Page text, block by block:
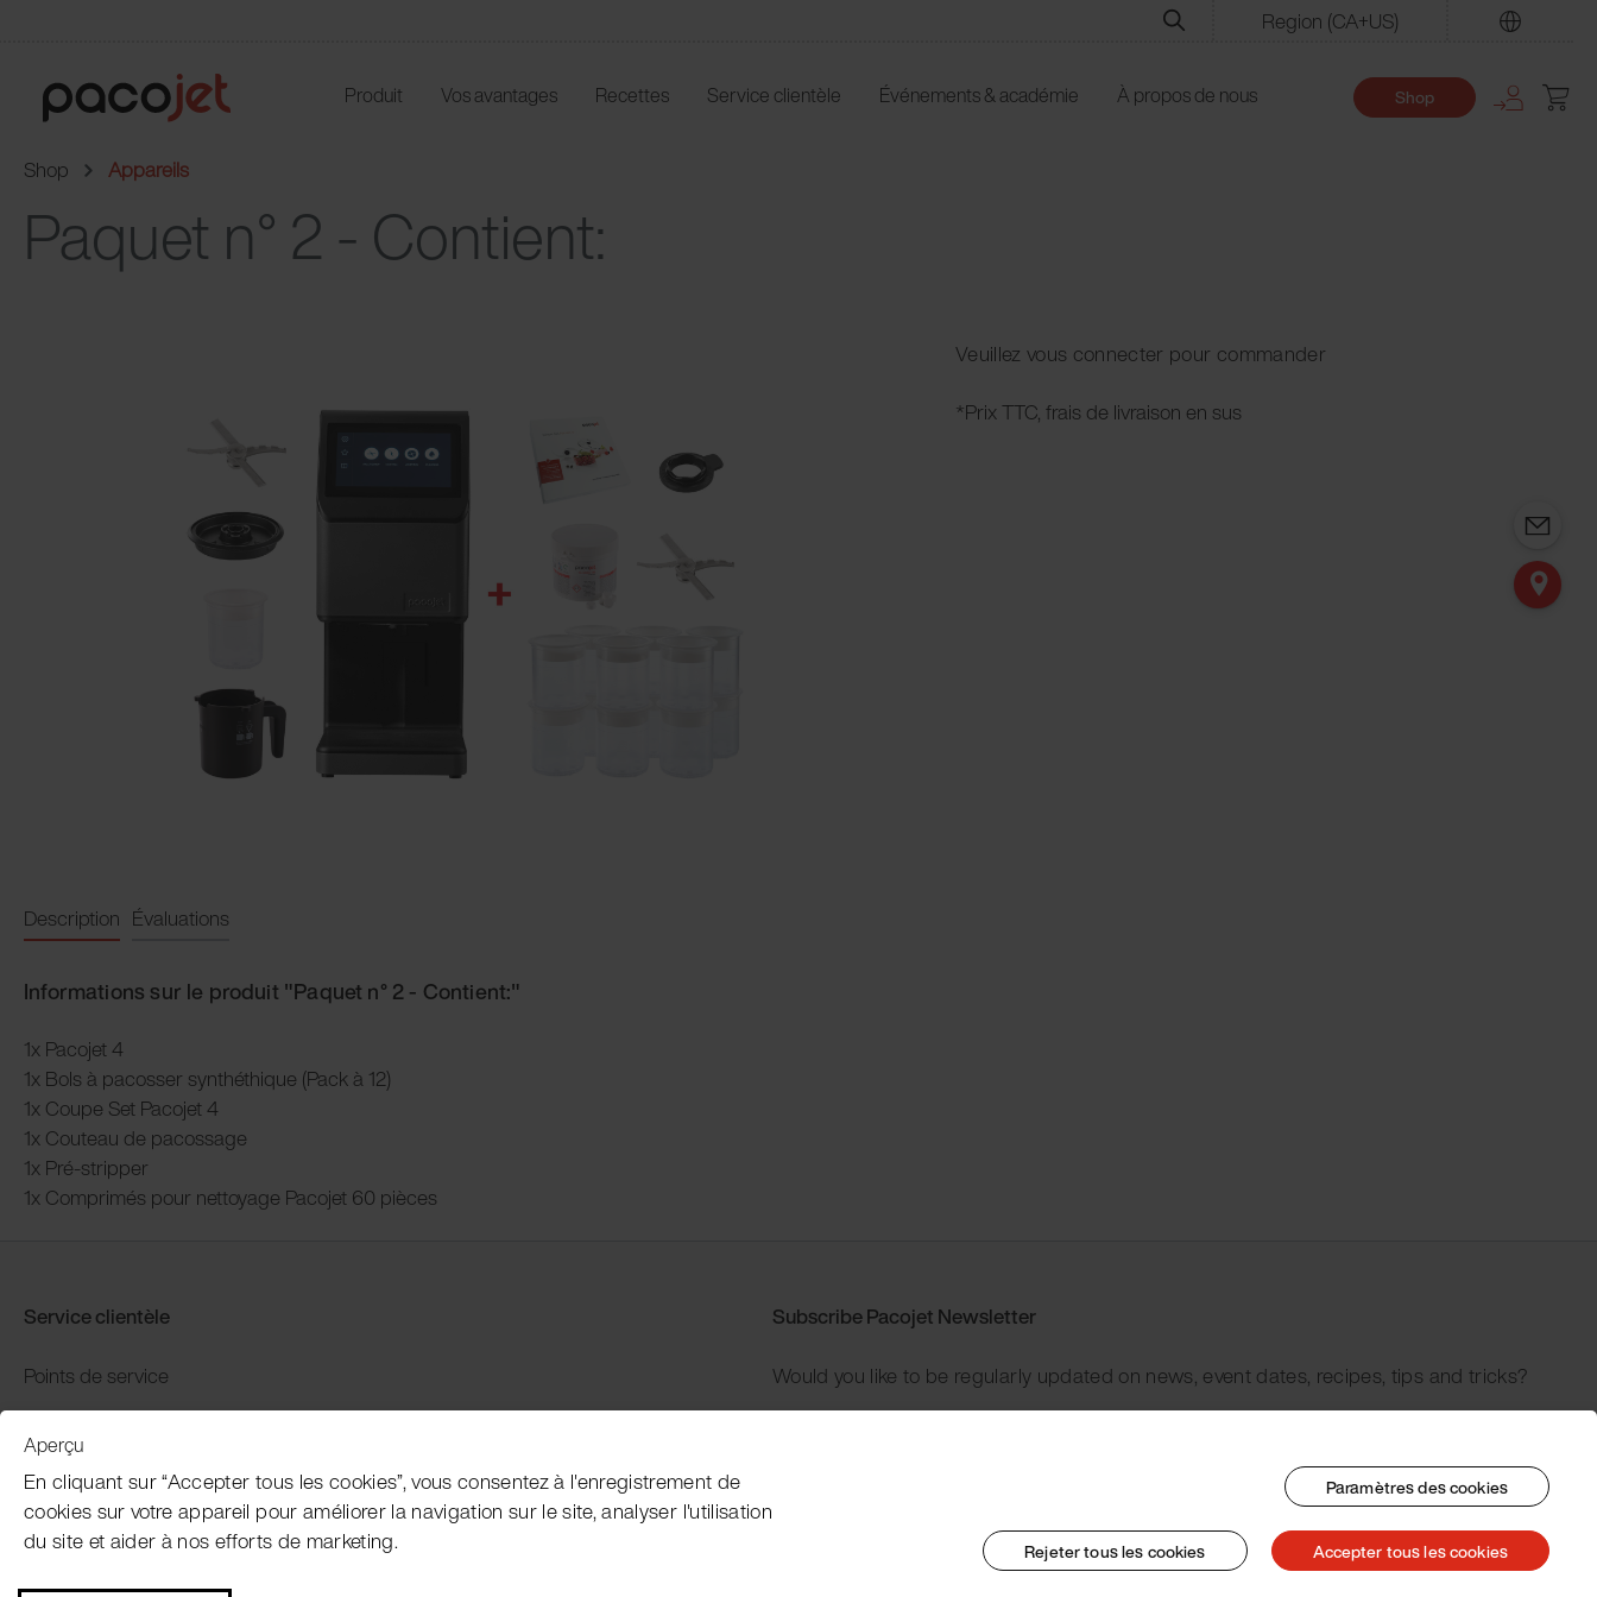
Region (CA+US)
Produit Vos avantages Recettes Service clientèle Événements & académie À propos de nous Shop
Shop Appareils
Paquet n° 2 - Contient:
Veuillez vous connecter pour commander
*Prix TTC, frais de livraison en sus
Description Évaluations
Informations sur le produit "Paquet n° 2 - Contient:"
1x Pacojet 4
1x Bols à pacosser synthéthique (Pack à 12)
1x Coupe Set Pacojet 4
1x Couteau de pacossage
1x Pré-stripper
1x Comprimés pour nettoyage Pacojet 60 pièces
Service clientèle
Points de service
Distributors
Garantie et retour
Paiement et expédition
Subscribe Pacojet Newsletter
Would you like to be regularly updated on news, event dates, recipes, tips and tricks?
Aperçu
En cliquant sur “Accepter tous les cookies”, vous consentez à l'enregistrement de
cookies sur votre appareil pour améliorer la navigation sur le site, analyser l'utilisation
du site et aider à nos efforts de marketing.
Paramètres des cookies
Rejeter tous les cookies Accepter tous les cookies